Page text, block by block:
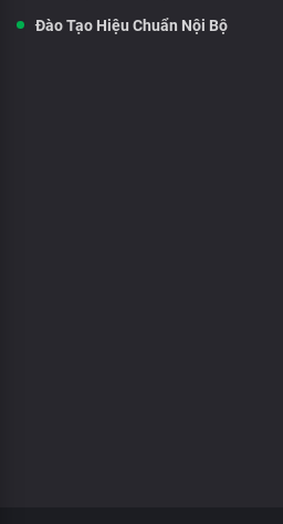
Đào Tạo Hiệu Chuẩn Nội Bộ